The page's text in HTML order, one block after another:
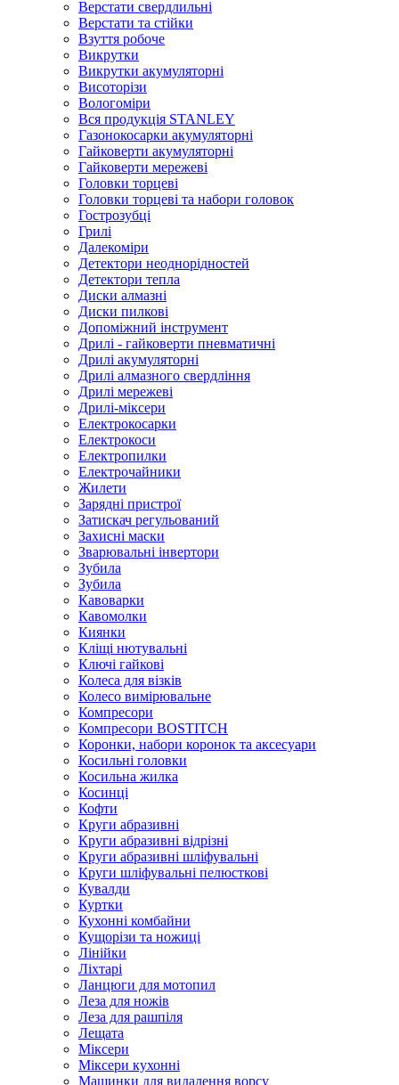
Верстати свердлильні
Верстати та стійки
Взуття робоче
Викрутки
Викрутки акумуляторні
Висоторізи
Вологоміри
Вся продукція STANLEY
Газонокосарки акумуляторні
Гайковерти акумуляторні
Гайковерти мережеві
Головки торцеві
Головки торцеві та набори головок
Гострозубці
Грилі
Далекоміри
Детектори неоднорідностей
Детектори тепла
Диски алмазні
Диски пилкові
Допоміжний інструмент
Дрилі - гайковерти пневматичні
Дрилі акумуляторні
Дрилі алмазного свердління
Дрилі мережеві
Дрилі-міксери
Електрокосарки
Електрокоси
Електропилки
Електрочайники
Жилети
Зарядні пристрої
Затискач регульований
Захисні маски
Зварювальні інвертори
Зубила
Зубила
Кавоварки
Кавомолки
Киянки
Кліщі нютувальні
Ключі гайкові
Колеса для візків
Колесо вимірювальне
Компресори
Компресори BOSTITCH
Коронки, набори коронок та аксесуари
Косильні головки
Косильна жилка
Косинці
Кофти
Круги абразивні
Круги абразивні відрізні
Круги абразивні шліфувальні
Круги шліфувальні пелюсткові
Кувалди
Куртки
Кухонні комбайни
Кущорізи та ножиці
Лінійки
Ліхтарі
Ланцюги для мотопил
Леза для ножів
Леза для рашпіля
Лещата
Міксери
Міксери кухонні
Машинки для видалення ворсу